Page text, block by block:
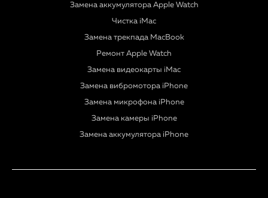
Замена аккумулятора Apple Watch
Чистка iMac
Замена трекпада MacBook
Ремонт Apple Watch
Замена видеокарты iMac
Замена вибромотора iPhone
Замена микрофона iPhone
Замена камеры iPhone
Замена аккумулятора iPhone